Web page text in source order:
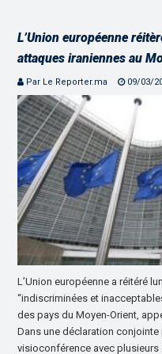
L’Union européenne
attaques iraniennes au
Par Le Reporter.ma 09/03/
L’Union européenne a réitéré
“indiscriminées et
des pays du Moyen-Orient,
Dans une déclaration conjointe
visioconférence avec